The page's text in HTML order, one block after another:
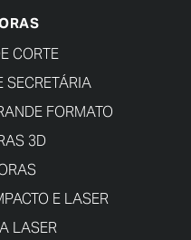
CORTE
SECRETÁRIA
FORMATO
3D
E LASER
LASER